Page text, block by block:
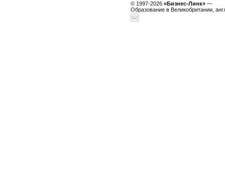
© 1997-2026 «Бизнес-Линк» —
Образование в Великобритании,